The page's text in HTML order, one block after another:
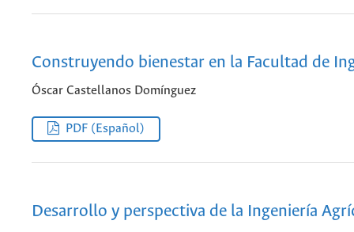
Construyendo bienestar en la Facultad de
Óscar Castellanos Domínguez
PDF (Español)
Desarrollo y perspectiva de la Ingeniería